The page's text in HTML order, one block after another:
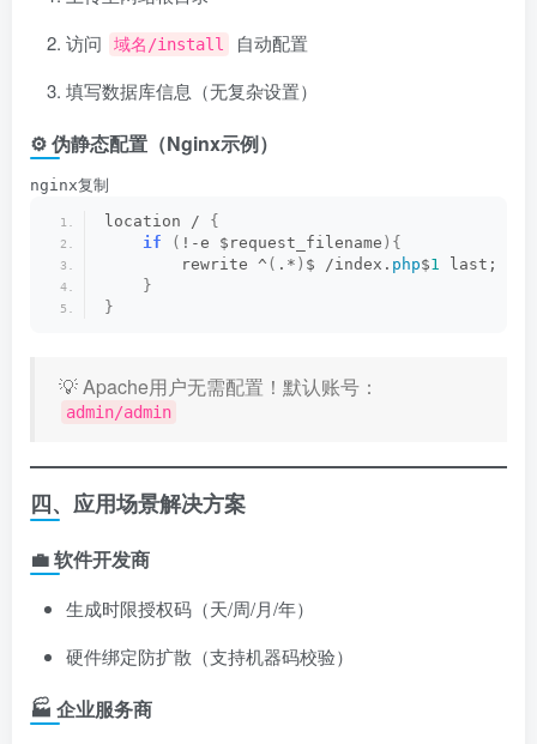
访问
域名/install
自动配置
填写数据库信息（无复杂设置）
⚙️ 伪静态配置（Nginx示例）
nginx复制
location / {
if
( !-e $request_filename ){
        rewrite ^
( .* ) $ /index. php$1 last;
}
}
💡 Apache用户无需配置！默认账号：
admin/admin
四、应用场景解决方案
💼 ​软件开发商
生成时限授权码（天/周/月/年）
硬件绑定防扩散（支持机器码校验）
🏭 ​ 企业服务商